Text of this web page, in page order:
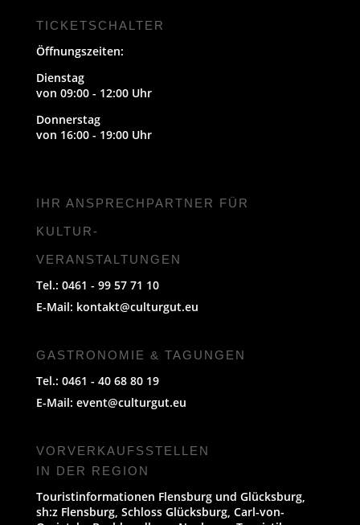
TICKETSCHALTER
Öffnungszeiten:
Dienstag
von 09:00 - 12:00 Uhr
Donnerstag
von 16:00 - 19:00 Uhr
IHR ANSPRECHPARTNER FÜR
KULTUR-
VERANSTALTUNGEN
Tel.: 0461 - 99 57 71 10
E-Mail: kontakt@culturgut.eu
GASTRONOMIE & TAGUNGEN
Tel.: 0461 - 40 68 80 19
E-Mail: event@culturgut.eu
VORVERKAUFS­STELLEN
IN DER REGION
Touristinformationen Flensburg und Glücksburg,
sh:z Flensburg, Schloss Glücksburg, Carl-von-